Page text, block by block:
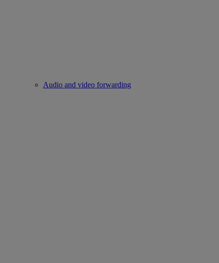
Audio and video forwarding